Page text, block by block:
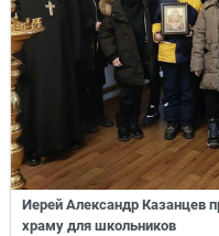
Иерей Александр Казанцев
храму для школьников